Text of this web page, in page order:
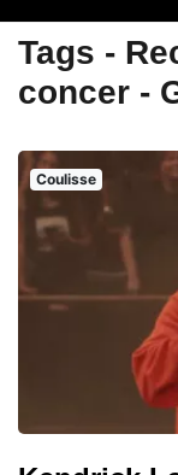
Tags -
concer -
Coulisse